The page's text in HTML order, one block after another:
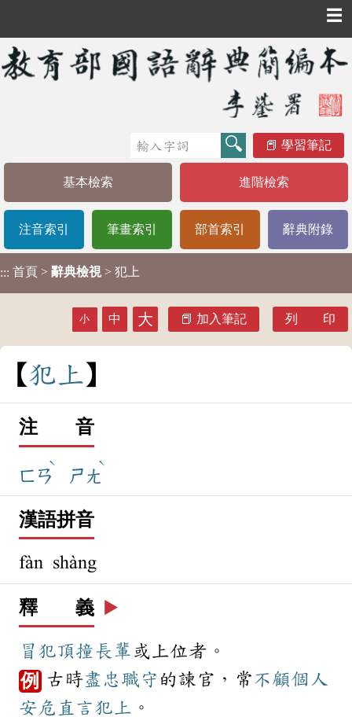
☰
學習筆記
基本檢索 進階檢索
注音索引 筆畫索引 部首索引 辭典附錄
::: 首頁 > 辭典檢視 > 犯上
小 中 大 加入筆記 列 印
犯 上
注 音
ㄈㄢ
ˋ
ㄕㄤ
ˋ
漢語拼音
fàn shàng
釋 義 ▶️
冒犯頂撞長輩 或上位者。
例 古時盡忠 職守 的諫官，常不顧個人
安危 直言犯上 。